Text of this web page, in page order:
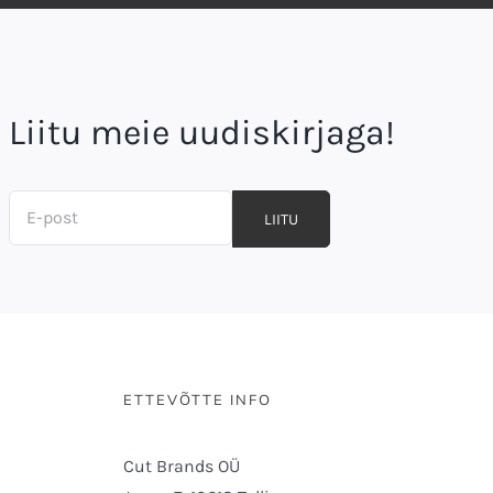
Liitu meie uudiskirjaga!
LIITU
ETTEVÕTTE INFO
Cut Brands OÜ